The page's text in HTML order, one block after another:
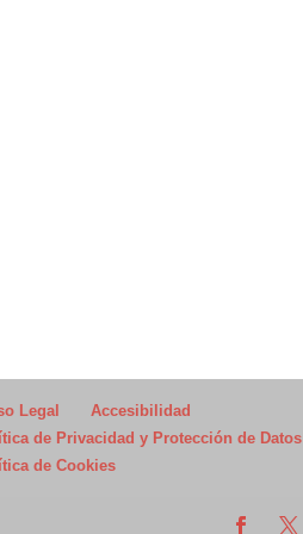
Legal
Accesibilidad
de Privacidad y Protección de Datos
de Cookies